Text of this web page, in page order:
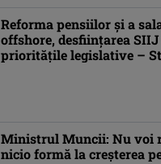
Reforma pensiilor şi a
offshore, desfiinţarea
priorităţile legislative –
Ministrul Muncii: Nu voi
nicio formă la creşterea